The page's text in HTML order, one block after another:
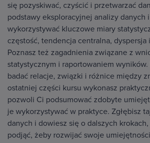
się pozyskiwać, czyścić i przetwarzać
podstawy eksploracyjnej analizy danych
wykorzystywać kluczowe miary
częstość, tendencja centralna, dyspersja
Poznasz też zagadnienia związane z
statystycznym i raportowaniem wyników.
badać relacje, związki i różnice między
ostatniej części kursu wykonasz
pozwoli Ci podsumować zdobyte
je wykorzystywać w praktyce. Zgłębisz
danych i dowiesz się o dalszych
podjąć, żeby rozwijać swoje